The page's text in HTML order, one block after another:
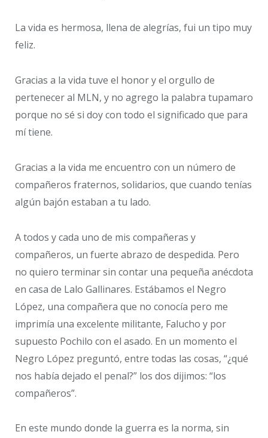
La vida es hermosa, llena de alegrías, fui un tipo muy
feliz.
Gracias a la vida tuve el honor y el orgullo de
pertenecer al MLN, y no agrego la palabra tupamaro
porque no sé si doy con todo el significado que para
mí tiene.
Gracias a la vida me encuentro con un número de
compañeros fraternos, solidarios, que cuando tenías
algún bajón estaban a tu lado.
A todos y cada uno de mis compañeras y
compañeros, un fuerte abrazo de despedida. Pero
no quiero terminar sin contar una pequeña anécdota
en casa de Lalo Gallinares. Estábamos el Negro
López, una compañera que no conocía pero me
imprimía una excelente militante, Falucho y por
supuesto Pochilo con el asado. En un momento el
Negro López preguntó, entre todas las cosas, “¿qué
nos había dejado el penal?” los dos dijimos: “los
compañeros”.
En este mundo donde la guerra es la norma, sin